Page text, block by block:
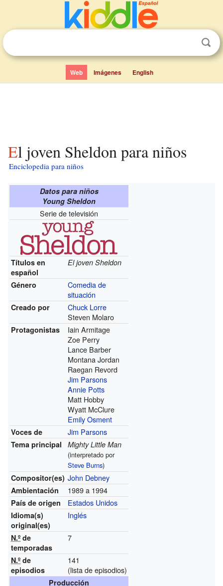
Web Imágenes English
El joven Sheldon para niños
Enciclopedia para niños
Datos para niños
Young Sheldon
Serie de televisión
Títulos en
español
El joven Sheldon
Género
Comedia de
situación
Creado por
Chuck Lorre
Steven Molaro
Protagonistas
Iain Armitage
Zoe Perry
Lance Barber
Montana Jordan
Raegan Revord
Jim Parsons
Annie Potts
Matt Hobby
Wyatt McClure
Emily Osment
Voces de Jim Parsons
Tema principal Mighty Little Man
(interpretado por
Steve Burns)
Compositor(es) John Debney
Ambientación 1989 a 1994
País de origen Estados Unidos
Idioma(s)
original(es)
Inglés
N.º de
temporadas
7
N.º de
episodios
141
(lista de episodios)
Producción